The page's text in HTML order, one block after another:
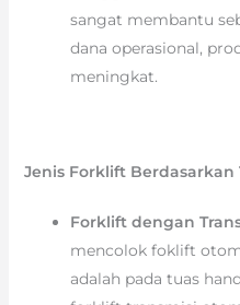
sangat membantu
dana operasional,
meningkat.
Jenis Forklift Berdasarkan
Forklift dengan
mencolok foklift
adalah pada tuas